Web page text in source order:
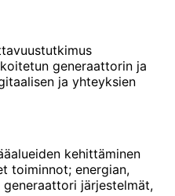
generaattorin ja
ja yhteyksien
kehittäminen
toiminnot; energian,
järjestelmät,